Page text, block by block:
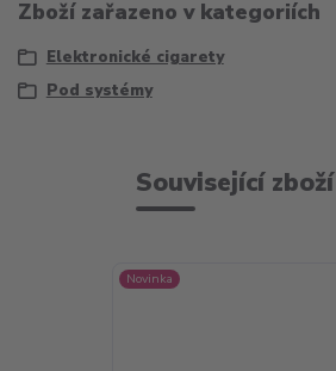
Zboží zařazeno v kategoriích
Elektronické cigarety
Pod systémy
Související zboží
Novinka